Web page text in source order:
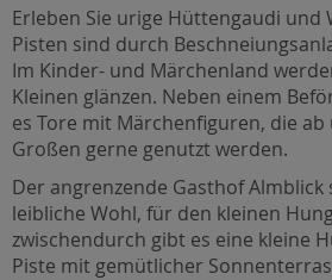
Erleben Sie urige Hüttengaudi und
Pisten sind durch
Im Kinder- und Märchenland
Kleinen glänzen. Neben einem
es Tore mit Märchenfiguren, die
Großen gerne genutzt werden.
Der angrenzende Gasthof
leibliche Wohl, für den kleinen
zwischendurch gibt es eine kleine
Piste mit gemütlicher